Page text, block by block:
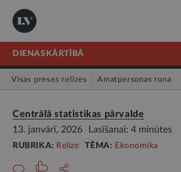
DIENASKĀRTĪBĀ
Visas preses relīzes Amatpersonas runa
Centrālā statistikas pārvalde
13. janvārī, 2026
Lasīšanai: 4 minūtes
RUBRIKA: Relīze TĒMA: Ekonomika